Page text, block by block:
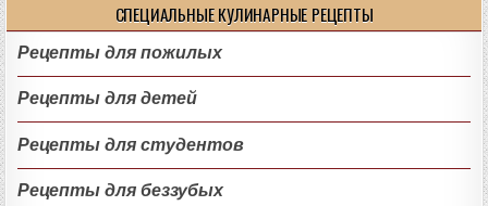
СПЕЦИАЛЬНЫЕ КУЛИНАРНЫЕ РЕЦЕПТЫ
Рецепты для пожилых
Рецепты для детей
Рецепты для студентов
Рецепты для беззубых